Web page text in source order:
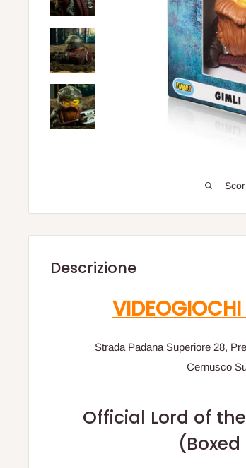
Descrizione
VIDEOGIOCHI
Strada Padana Superiore 28,
Cernusco
Official Lord of